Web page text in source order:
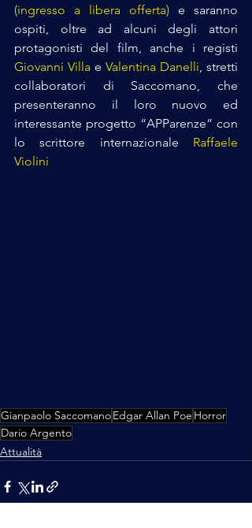
(ingresso a libera offerta) e saranno
ospiti, oltre ad alcuni degli attori
Giovanni Villa e Valentina Danelli, stretti
collaboratori di Saccomano, che
presenteranno il loro nuovo ed
interessante progetto “APParenze” con
lo scrittore internazionale Raffaele
Violini
Gianpaolo SaccomanoEdgar Allan Poe Horror
Dario Argento
Attualità